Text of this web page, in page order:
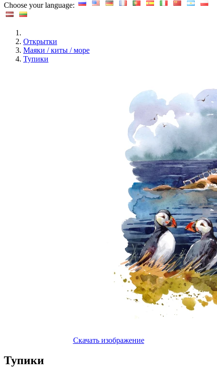
Choose your language:
Открытки
Маяки / киты / море
Тупики
Скачать изображение
Тупики